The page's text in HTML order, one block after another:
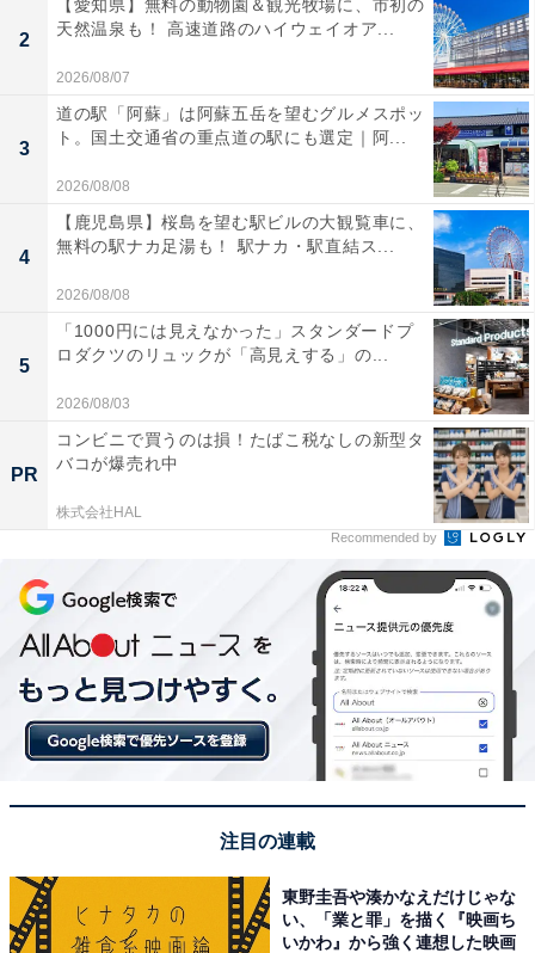
2
【愛知県】無料の動物園＆観光牧場に、市初の
天然温泉も！ 高速道路のハイウェイオア...
2026/08/07
3
道の駅「阿蘇」は阿蘇五岳を望むグルメスポッ
ト。国土交通省の重点道の駅にも選定｜阿...
2026/08/08
4
【鹿児島県】桜島を望む駅ビルの大観覧車に、
無料の駅ナカ足湯も！ 駅ナカ・駅直結ス...
2026/08/08
5
「1000円には見えなかった」スタンダードプ
ロダクツのリュックが「高見えする」の...
2026/08/03
PR
コンビニで買うのは損！たばこ税なしの新型タ
バコが爆売れ中
株式会社HAL
Recommended by
注目の連載
東野圭吾や湊かなえだけじゃな
い、「業と罪」を描く『映画ち
いかわ』から強く連想した映画